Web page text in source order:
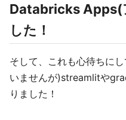
Databricks Apps(
した！
そして、これも心待ちに
いませんが)streamlitや
りました！